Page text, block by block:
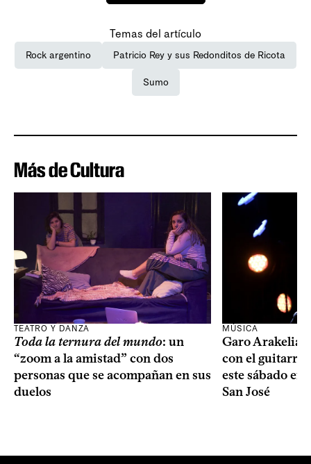
Temas del artículo
Rock argentino Patricio Rey y sus Redonditos de Ricota
Sumo
Más de Cultura
TEATRO Y DANZA
Toda la ternura del mundo: un
“zoom a la amistad” con dos
personas que se acompañan en sus
duelos
MÚSICA
Garo Arakelian
con el
este sábado en
San José